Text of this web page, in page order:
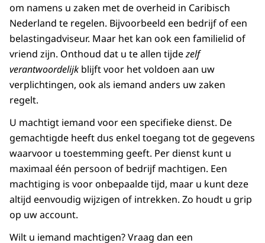
om namens u zaken met de overheid in Caribisch
Nederland te regelen. Bijvoorbeeld een bedrijf of een
belastingadviseur. Maar het kan ook een familielid of
vriend zijn. Onthoud dat u te allen tijdezelf
verantwoordelijk blijft voor het voldoen aan uw
verplichtingen, ook als iemand anders uw zaken
regelt.
U machtigt iemand voor een specifieke dienst. De
gemachtigde heeft dus enkel toegang tot de gegevens
waarvoor u toestemming geeft. Per dienst kunt u
maximaal één persoon of bedrijf machtigen. Een
machtiging is voor onbepaalde tijd, maar u kunt deze
altijd eenvoudig wijzigen of intrekken. Zo houdt u grip
op uw account.
Wilt u iemand machtigen? Vraag dan een